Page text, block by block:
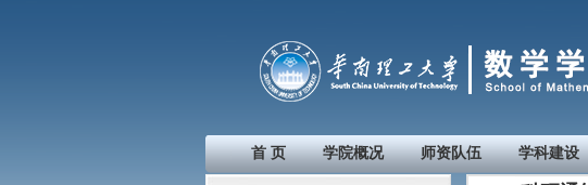
首 页 学院概况 师资队伍 学科建设